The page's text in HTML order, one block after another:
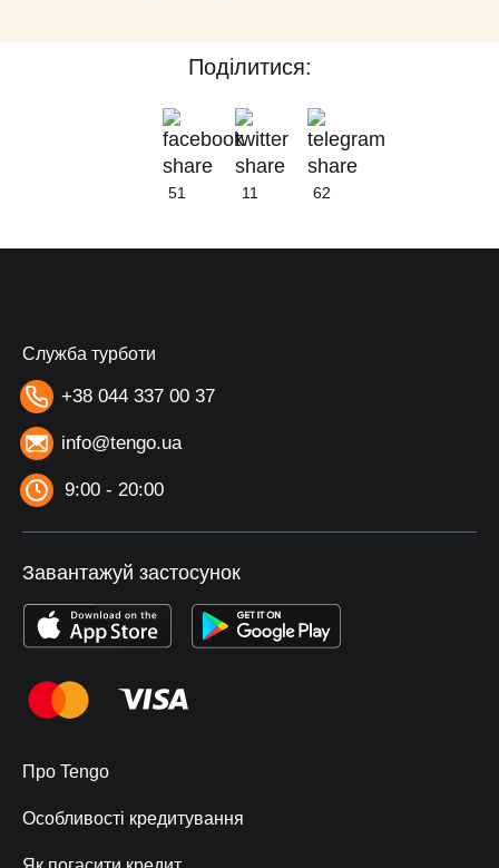
Поділитися:
51 11 62
Служба турботи
+38 044 337 00 37
info@tengo.ua
9:00 - 20:00
Завантажуй застосунок
Про Tengo
Особливості кредитування